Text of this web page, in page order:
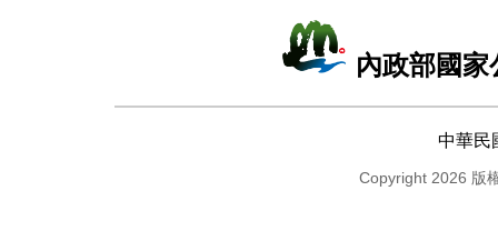
內政部國
中華民
Copyright 2026 版